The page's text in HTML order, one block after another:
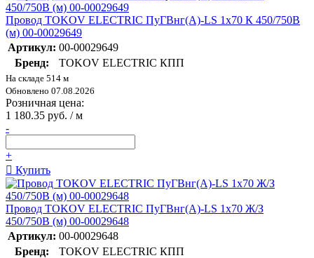
Провод TOKOV ELECTRIC ПуГВнг(А)-LS 1х70 К 450/750В
(м) 00-00029649
Артикул: 00-00029649
Бренд:
TOKOV ELECTRIC КПП
На складе 514 м
Обновлено 07.08.2026
Розничная цена:
1 180.35 руб. / м
-
+
Купить
Провод TOKOV ELECTRIC ПуГВнг(А)-LS 1х70 Ж/З
450/750В (м) 00-00029648
Артикул: 00-00029648
Бренд:
TOKOV ELECTRIC КПП